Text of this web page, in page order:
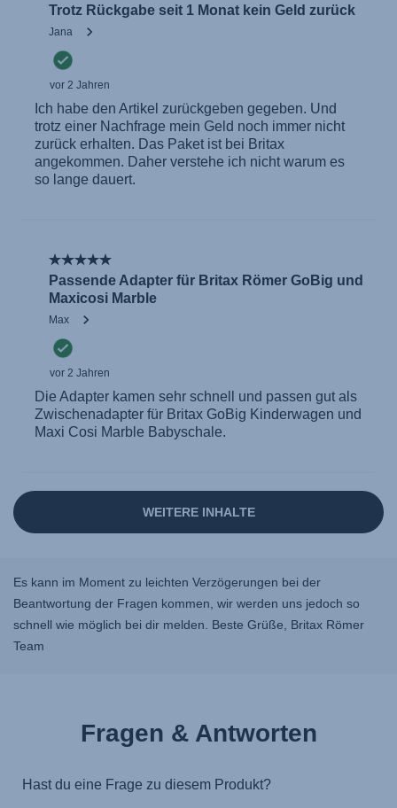
Es kann im Moment zu leichten Verzögerungen bei der
Beantwortung der Fragen kommen, wir werden uns jedoch so
schnell wie möglich bei dir melden. Beste Grüße, Britax Römer
Team
Fragen & Antworten